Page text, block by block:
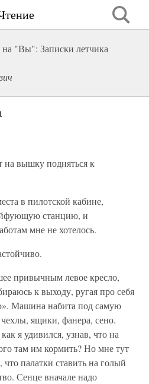
"Вы": Записки летчика
вышку подняться к
в пилотской кабине,
станцию, и
мне не хотелось.
привычным левое кресло,
к выходу, ругая про себя
Машина набита под самую
ящики, фанера, сено.
я удивился, узнав, что на
там им кормить? Но мне тут
палатки ставить на голый
Сенце вначале надо